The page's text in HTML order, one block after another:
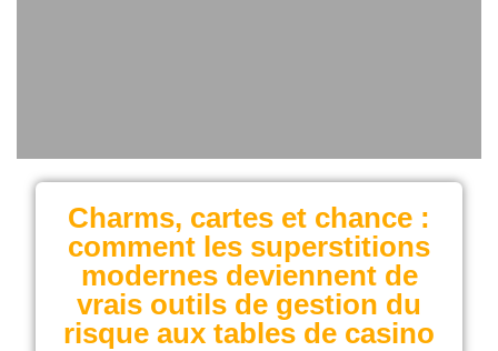
Charms, cartes et chance :
comment les superstitions
modernes deviennent de
vrais outils de gestion du
risque aux tables de casino